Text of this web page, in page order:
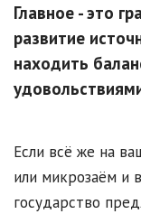
Главное - это
развитие
находить
Если всё же на
или микрозаём и
государство